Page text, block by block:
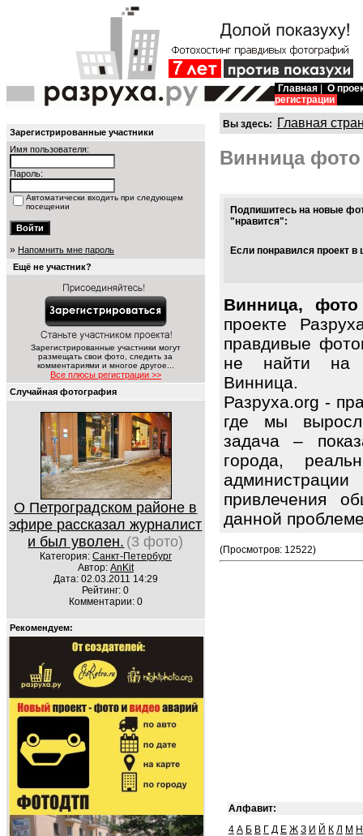
Главная
О
регистрации
Зарегистрированные участники
Имя пользователя:
Пароль:
Автоматически входить при следующем
посещении
» Напомнить мне пароль
Ещё не участник?
Зарегистрированные участники могут
размещать свои фото, следить за
комментариями и многое другое...
Все плюсы регистрации >>
Случайная фотография
О Петроградском районе в
эфире рассказал журналист
и был уволен. (3 фото)
Категория: Санкт-Петербург
Автор: AnKit
Дата: 02.03.2011 14:29
Рейтинг: 0
Комментарии: 0
Рекомендуем:
Вы здесь: Главная
Винница фото
Подпишитесь на новые
"нравится":
Если понравился проект
Винница,
проекте
правдивые
не найти на
Винница.
Разруха.org -
где мы
задача –
города,
привлечения
данной
(Просмотров: 12522)
Алфавит:
4 А Б В Г Д Е Ж З И Й К Л М Н